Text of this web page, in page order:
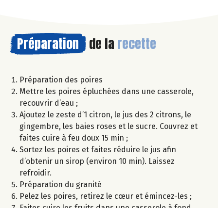
Préparation de la recette
Préparation des poires
Mettre les poires épluchées dans une casserole,
recouvrir d’eau ;
Ajoutez le zeste d’1 citron, le jus des 2 citrons, le
gingembre, les baies roses et le sucre. Couvrez et
faites cuire à feu doux 15 min ;
Sortez les poires et faites réduire le jus afin
d’obtenir un sirop (environ 10 min). Laissez
refroidir.
Préparation du granité
Pelez les poires, retirez le cœur et émincez-les ;